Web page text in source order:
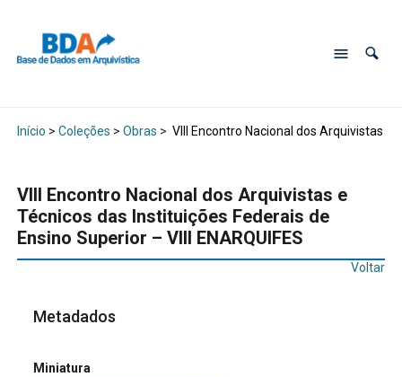
Início > Coleções > Obras > VIII Encontro Nacional dos Arquivistas e
VIII Encontro Nacional dos Arquivistas e
Técnicos das Instituições Federais de
Ensino Superior – VIII ENARQUIFES
Voltar
Metadados
Miniatura